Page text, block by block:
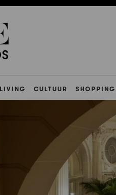
LIVING CULTUUR SHOPPING